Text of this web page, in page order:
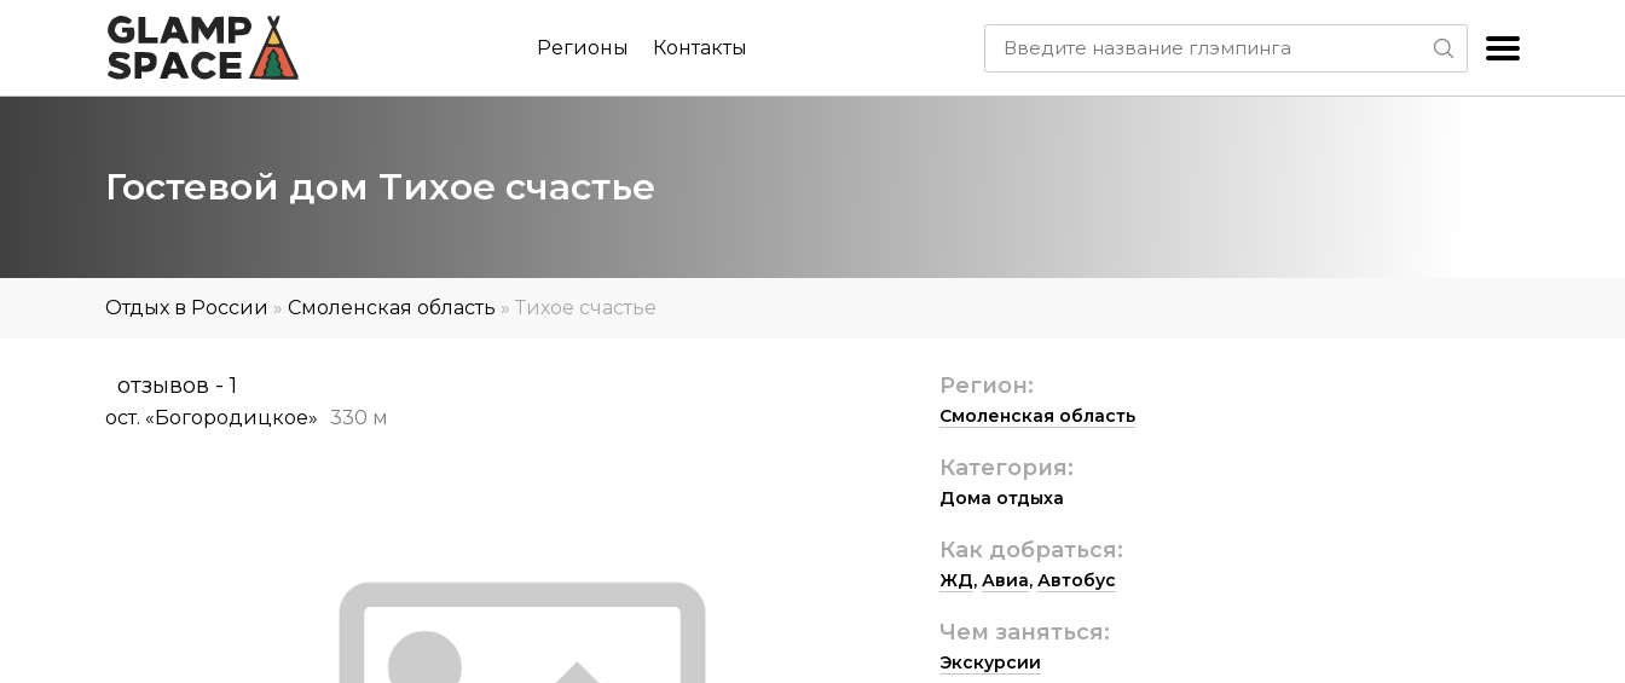
Регионы Контакты
Гостевой дом Тихое счастье
Отдых в России » Смоленская область » Тихое счастье
отзывов - 1
ост. «Богородицкое» 330 м
Регион:
Смоленская область
Категория:
Дома отдыха
Как добраться:
ЖД, Авиа, Автобус
Чем заняться:
Экскурсии